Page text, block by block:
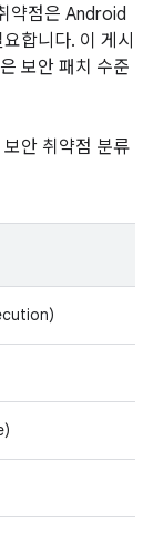
약점은 Android
합니다. 이 게시
보안 패치 수준
안 취약점 분류